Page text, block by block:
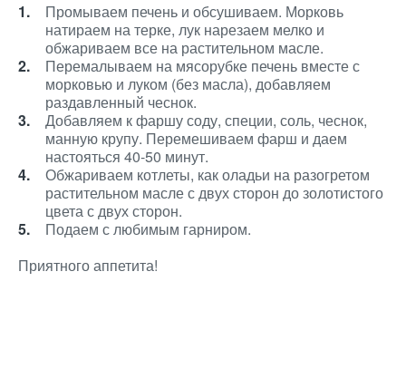
Промываем печень и обсушиваем. Морковь
натираем на терке, лук нарезаем мелко и
обжариваем все на растительном масле.
Перемалываем на мясорубке печень вместе с
морковью и луком (без масла), добавляем
раздавленный чеснок.
Добавляем к фаршу соду, специи, соль, чеснок,
манную крупу. Перемешиваем фарш и даем
настояться 40-50 минут.
Обжариваем котлеты, как оладьи на разогретом
растительном масле с двух сторон до золотистого
цвета с двух сторон.
Подаем с любимым гарниром.
Приятного аппетита!